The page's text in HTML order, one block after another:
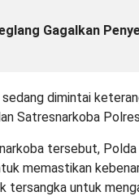
Gagalkan
dimintai
Satresnarkoba
tersebut,
memastikan
tersangka untuk